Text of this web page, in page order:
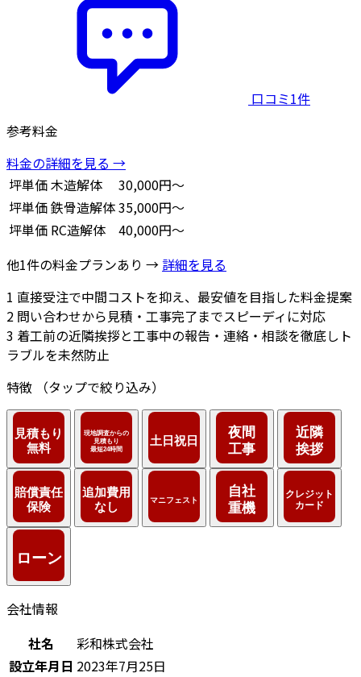
口コミ1件
参考料金
料金の詳細を見る →
坪単価木造解体
30,000円～
坪単価鉄骨造解体35,000円～
坪単価 RC造解体
40,000円～
他1件の料金プランあり → 詳細を見る
1 直接受注で中間コストを抑え、最安値を目指した料金提案
2 問い合わせから見積・工事完了までスピーディに対応
3 着工前の近隣挨拶と工事中の報告・連絡・相談を徹底しト
ラブルを未然防止
特徴
（タップで絞り込み）
会社情報
社名
彩和株式会社
設立年月日 2023年7月25日